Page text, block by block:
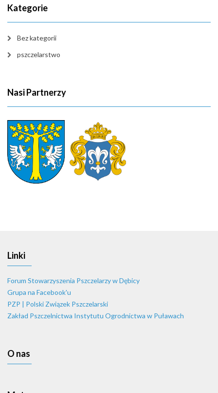
Kategorie
Bez kategorii
pszczelarstwo
Nasi Partnerzy
Linki
Forum Stowarzyszenia Pszczelarzy w Dębicy
Grupa na Facebook'u
PZP | Polski Związek Pszczelarski
Zakład Pszczelnictwa Instytutu Ogrodnictwa w Puławach
O nas